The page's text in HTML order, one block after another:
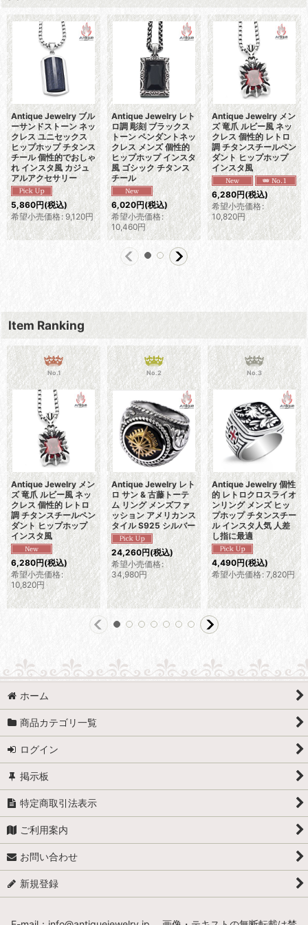
Antique Jewelry ブル
ーサンドストーン ネッ
クレス ユニセックス
ヒップホップ チタンス
チール 個性的でおしゃ
れ インスタ風 カジュ
アルアクセサリー
5,860円(税込)
希望小売価格 : 9,120円
Antique Jewelry レト
ロ調 彫刻 ブラックス
トーン ペンダントネッ
クレス メンズ 個性的
ヒップホップ インスタ
風 ゴシック チタンス
チール
6,020円(税込)
希望小売価格 :
10,460円
Antique Jewelry メン
ズ 竜爪 ルビー風 ネッ
クレス 個性的 レトロ
調 チタンスチールペン
ダント ヒップホップ
インスタ風
6,280円(税込)
希望小売価格:
10,820円
Item Ranking
No.1
Antique Jewelry メン
ズ 竜爪 ルビー風 ネッ
クレス 個性的 レトロ
調 チタンスチールペン
ダント ヒップホップ
インスタ風
6,280円(税込)
希望小売価格:
10,820円
No.2
Antique Jewelry レト
ロ サン & 古藤トーテ
ム リング メンズファ
ッション アメリカンス
タイル S925 シルバー
24,260円(税込)
希望小売価格:
34,980円
No.3
Antique Jewelry 個性
的 レトロクロスライオ
ンリング メンズ ヒッ
プホップ チタンスチー
ル インスタ人気 人差
し指に最適
4,490円(税込)
希望小売価格: 7,820円
ホーム
商品カテゴリ一覧
ログイン
掲示板
特定商取引法表示
ご利用案内
お問い合わせ
新規登録